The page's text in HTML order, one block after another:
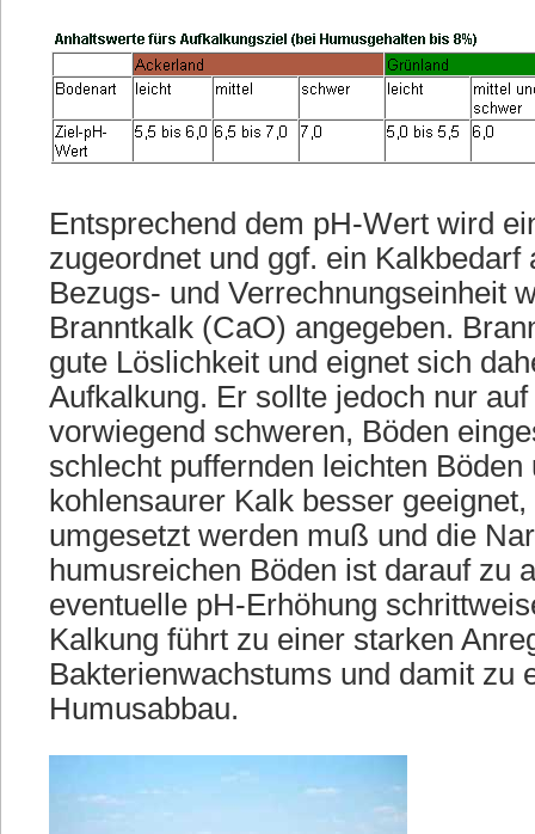
Entsprechend dem pH-Wert wird
zugeordnet und ggf. ein Kalkbedarf
Bezugs- und Verrechnungseinheit
Branntkalk (CaO) angegeben.
gute Löslichkeit und eignet sich
Aufkalkung. Er sollte jedoch nur
vorwiegend schweren, Böden
schlecht puffernden leichten
kohlensaurer Kalk besser
umgesetzt werden muß und die
humusreichen Böden ist darauf zu
eventuelle pH-Erhöhung
Kalkung führt zu einer starken
Bakterienwachstums und damit zu
Humusabbau.